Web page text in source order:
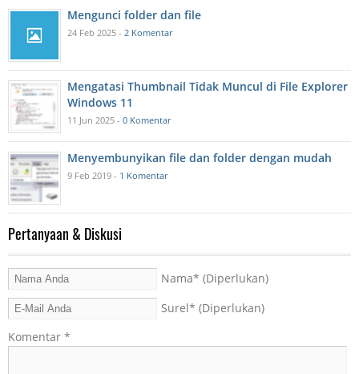
Mengunci folder dan file
24 Feb 2025 - 2 Komentar
Mengatasi Thumbnail Tidak Muncul di File Explorer
Windows 11
11 Jun 2025 - 0 Komentar
Menyembunyikan file dan folder dengan mudah
9 Feb 2019 - 1 Komentar
Pertanyaan & Diskusi
Nama* (Diperlukan)
Surel* (Diperlukan)
Komentar *